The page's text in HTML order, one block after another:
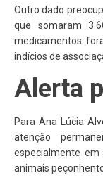
Outro dado
que somaram
medicamentos
indícios de
Alerta
Para Ana Lúcia
atenção
especialmente
animais